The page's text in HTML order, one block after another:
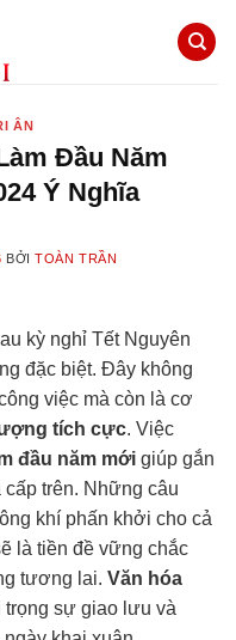
ÂN
Đầu Năm
Ý Nghĩa
BỞITOÀN TRẦN
kỳ nghỉ Tết Nguyên
đặc biệt. Đây không
việc mà còn là cơ
tích cực. Việc
đầu năm mới giúp gắn
trên. Những câu
khí phấn khởi cho cả
là tiền đề vững chắc
tương lai. Văn hóa
trọng sự giao lưu và